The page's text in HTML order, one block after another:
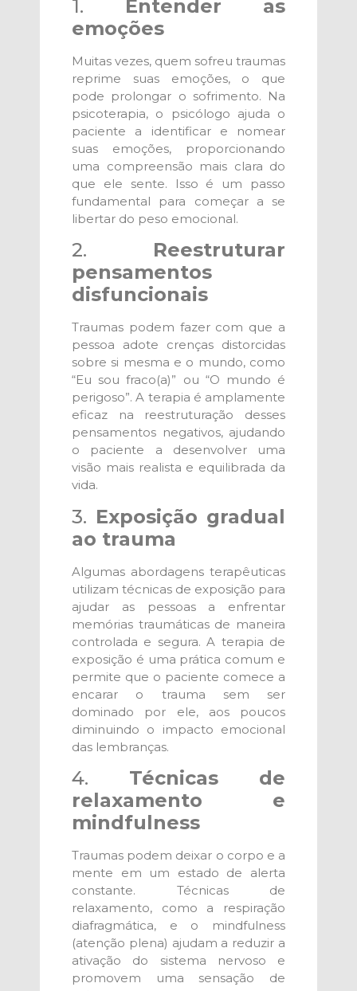
1.
Entender as
emoções
Muitas vezes, quem sofreu traumas
reprime suas emoções, o que
pode prolongar o sofrimento. Na
psicoterapia, o psicólogo ajuda o
paciente a identificar e nomear
suas emoções, proporcionando
uma compreensão mais clara do
que ele sente. Isso é um passo
fundamental para começar a se
libertar do peso emocional.
2. Reestruturar
pensamentos
disfuncionais
Traumas podem fazer com que a
pessoa adote crenças distorcidas
sobre si mesma e o mundo, como
“Eu sou fraco(a)” ou “O mundo é
perigoso”. A terapia é amplamente
eficaz na reestruturação desses
pensamentos negativos, ajudando
o paciente a desenvolver uma
visão mais realista e equilibrada da
vida.
3. Exposição gradual
ao trauma
Algumas abordagens terapêuticas
utilizam técnicas de exposição para
ajudar as pessoas a enfrentar
memórias traumáticas de maneira
controlada e segura. A terapia de
exposição é uma prática comum e
permite que o paciente comece a
encarar o trauma sem ser
dominado por ele, aos poucos
diminuindo o impacto emocional
das lembranças.
4. Técnicas de
relaxamento e
mindfulness
Traumas podem deixar o corpo e a
mente em um estado de alerta
constante. Técnicas de
relaxamento, como a respiração
diafragmática, e o mindfulness
(atenção plena) ajudam a reduzir a
ativação do sistema nervoso e
promovem uma sensação de